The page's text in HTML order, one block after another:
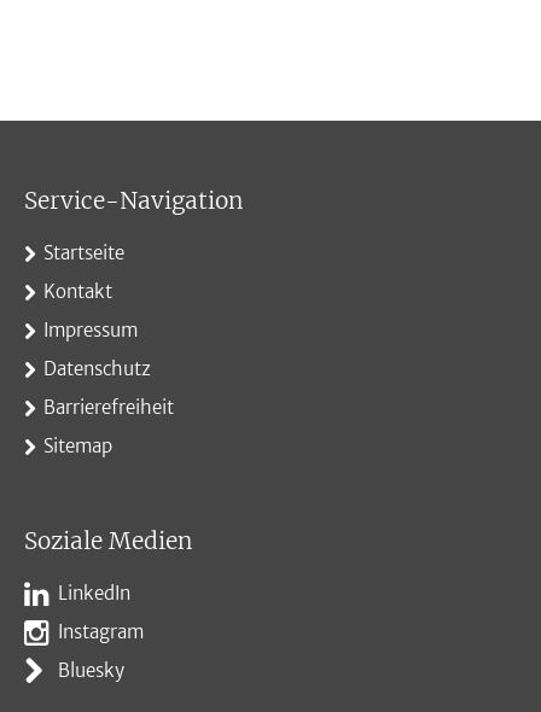
Service-Navigation
Startseite
Kontakt
Impressum
Datenschutz
Barrierefreiheit
Sitemap
Soziale Medien
LinkedIn
Instagram
Bluesky